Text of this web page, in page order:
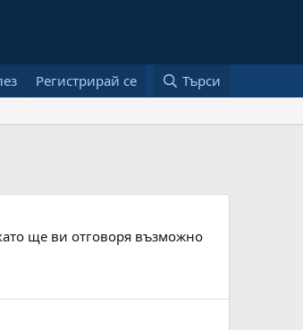
Регистрирай се Търси
ще ви отговоря възможно